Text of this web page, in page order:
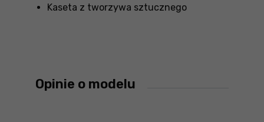
Kaseta z tworzywa sztucznego
Opinie o modelu